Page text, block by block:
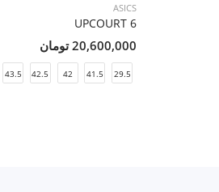
ASICS
UPCOURT 6
20,600,000 تومان
29.5
41.5
42
42.5
43.5